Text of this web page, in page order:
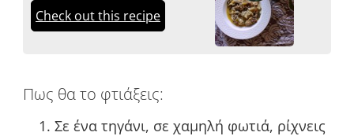
Check out this recipe
Πως θα το φτιάξεις:
Σε ένα τηγάνι, σε χαμηλή φωτιά, ρίχνεις